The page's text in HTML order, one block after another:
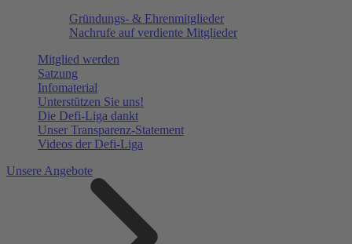
Gründungs- & Ehrenmitglieder
Nachrufe auf verdiente Mitglieder
Mitglied werden
Satzung
Infomaterial
Unterstützen Sie uns!
Die Defi-Liga dankt
Unser Transparenz-Statement
Videos der Defi-Liga
Unsere Angebote